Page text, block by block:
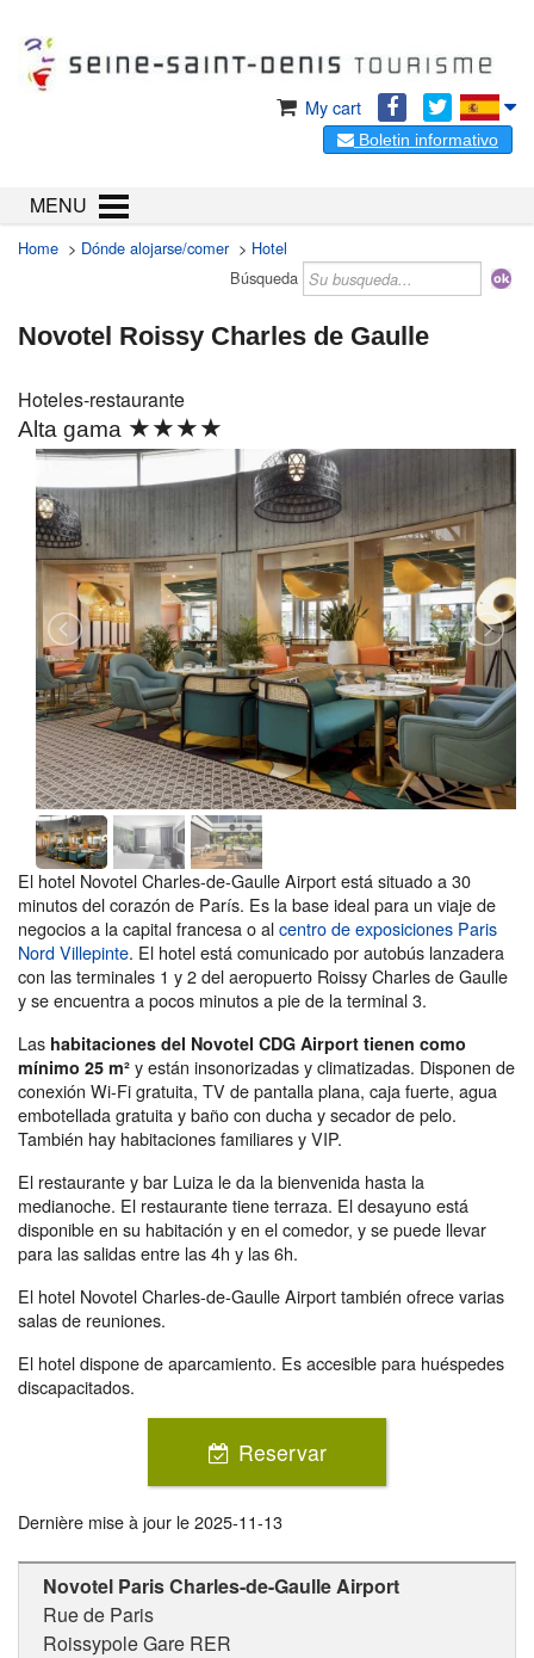
My cart
Boletin informativo
MENU
Home > Dónde alojarse/comer> Hotel
Búsqueda
Novotel Roissy Charles de Gaulle
Hoteles-restaurante
Alta gama ★★★★
El hotel Novotel Charles-de-Gaulle Airport está situado a 30
minutos del corazón de París. Es la base ideal para un viaje de
negocios a la capital francesa o alcentro de exposiciones Paris
Nord Villepinte. El hotel está comunicado por autobús lanzadera
con las terminales 1 y 2 del aeropuerto Roissy Charles de Gaulle
y se encuentra a pocos minutos a pie de la terminal 3.
Las habitaciones del Novotel CDG Airport tienen como
mínimo 25 m² y están insonorizadas y climatizadas. Disponen de
conexión Wi-Fi gratuita, TV de pantalla plana, caja fuerte, agua
embotellada gratuita y baño con ducha y secador de pelo.
También hay habitaciones familiares y VIP.
El restaurante y bar Luiza le da la bienvenida hasta la
medianoche. El restaurante tiene terraza. El desayuno está
disponible en su habitación y en el comedor, y se puede llevar
para las salidas entre las 4h y las 6h.
El hotel Novotel Charles-de-Gaulle Airport también ofrece varias
salas de reuniones.
El hotel dispone de aparcamiento. Es accesible para huéspedes
discapacitados.
Reservar
Dernière mise à jour le2025-11-13
Novotel Paris Charles-de-Gaulle Airport
Rue de Paris
Roissypole Gare RER